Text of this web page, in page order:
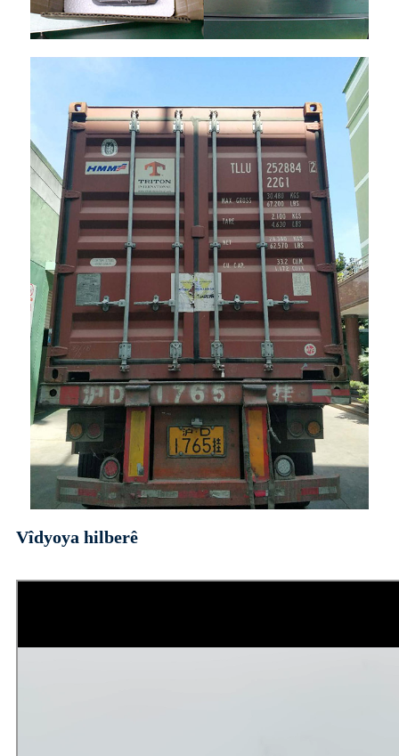
Vîdyoya hilberê